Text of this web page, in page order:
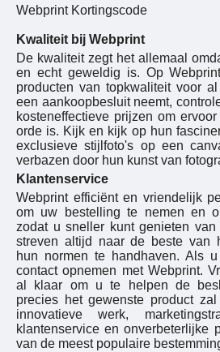
Webprint Kortingscode
Kwaliteit bij Webprint
De kwaliteit zegt het allemaal
en echt geweldig is. Op
producten van topkwaliteit voor
een aankoopbesluit neemt,
kosteneffectieve prijzen om
orde is. Kijk en kijk op hun
exclusieve stijlfoto's op een
verbazen door hun kunst van
Klantenservice
Webprint efficiënt en vriendelijk
om uw bestelling te nemen en
zodat u sneller kunt genieten
streven altijd naar de beste van
hun normen te handhaven. Als
contact opnemen met Webprint.
al klaar om u te helpen de
precies het gewenste product
innovatieve werk,
klantenservice en onverbeterlijke
van de meest populaire